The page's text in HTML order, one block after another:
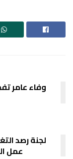
وفاء عامر
لجنة رصد
عمل